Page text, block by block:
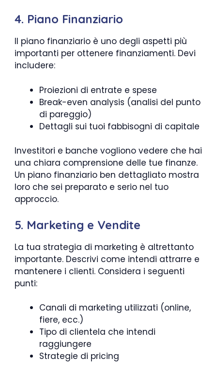
4. Piano Finanziario
Il piano finanziario è uno degli aspetti più
importanti per ottenere finanziamenti. Devi
includere:
Proiezioni di entrate e spese
Break-even analysis (analisi del punto
di pareggio)
Dettagli sui tuoi fabbisogni di capitale
Investitori e banche vogliono vedere che hai
una chiara comprensione delle tue finanze.
Un piano finanziario ben dettagliato mostra
loro che sei preparato e serio nel tuo
approccio.
5. Marketing e Vendite
La tua strategia di marketing è altrettanto
importante. Descrivi come intendi attrarre e
mantenere i clienti. Considera i seguenti
punti:
Canali di marketing utilizzati (online,
fiere, ecc.)
Tipo di clientela che intendi
raggiungere
Strategie di pricing